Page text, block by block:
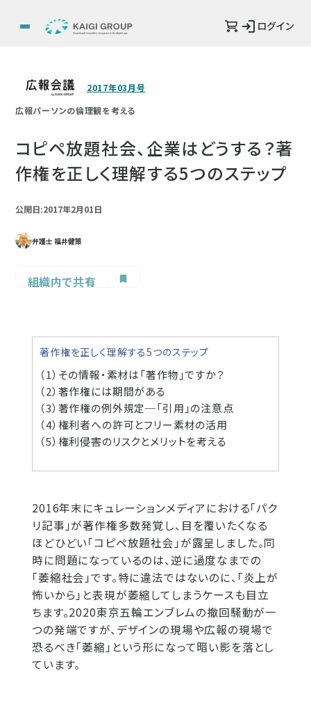
ログイン
2017年03月号
広報パーソンの倫理観を考える
コピペ放題社会、企業はどうする？著
作権を正しく理解する5つのステップ
公開日:2017年2月01日
弁護士 福井健策
組織内で共有
著作権を正しく理解する5つのステップ
（1）その情報・素材は「著作物」ですか？
（2）著作権には期間がある
（3）著作権の例外規定─「引用」の注意点
（4）権利者への許可とフリー素材の活用
（5）権利侵害のリスクとメリットを考える
2016年末にキュレーションメディアにおける「パク
リ記事」が著作権多数発覚し、目を覆いたくなる
ほどひどい「コピペ放題社会」が露呈しました。同
時に問題になっているのは、逆に過度なまでの
「萎縮社会」です。特に違法ではないのに、「炎上が
怖いから」と表現が萎縮してしまうケースも目立
ちます。2020東京五輪エンブレムの撤回騒動が一
つの発端ですが、デザインの現場や広報の現場で
恐るべき「萎縮」という形になって暗い影を落とし
ています。